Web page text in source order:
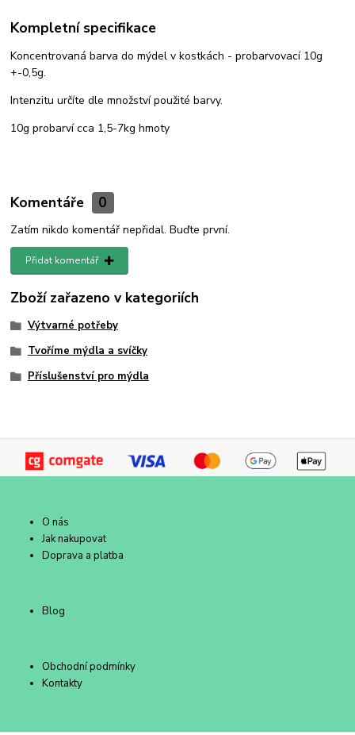
Kompletní specifikace
Koncentrovaná barva do mýdel v kostkách - probarvovací 10g
+-0,5g.
Intenzitu určíte dle množství použité barvy.
10g probarví cca 1,5-7kg hmoty
Komentáře 0
Zatím nikdo komentář nepřidal. Buďte první.
Přidat komentář
Zboží zařazeno v kategoriích
Výtvarné potřeby
Tvoříme mýdla a svíčky
Příslušenství pro mýdla
O nás
Jak nakupovat
Doprava a platba
Blog
Obchodní podmínky
Kontakty